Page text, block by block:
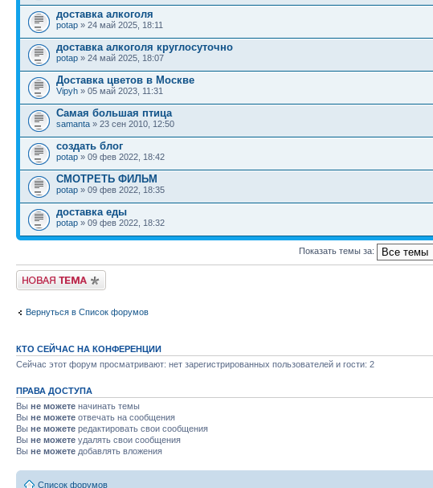
доставка алкоголя
potap » 24 май 2025, 18:11
доставка алкоголя круглосуточно
potap » 24 май 2025, 18:07
Доставка цветов в Москве
Vipyh » 05 май 2023, 11:31
Самая большая птица
samanta » 23 сен 2010, 12:50
создать блог
potap » 09 фев 2022, 18:42
СМОТРЕТЬ ФИЛЬМ
potap » 09 фев 2022, 18:35
доставка еды
potap » 09 фев 2022, 18:32
Показать темы за:
Новая тема
Вернуться в Список форумов
КТО СЕЙЧАС НА КОНФЕРЕНЦИИ
Сейчас этот форум просматривают: нет зарегистрированных пользователей и гости: 2
ПРАВА ДОСТУПА
Вы не можете начинать темы
Вы не можете отвечать на сообщения
Вы не можете редактировать свои сообщения
Вы не можете удалять свои сообщения
Вы не можете добавлять вложения
Список форумов